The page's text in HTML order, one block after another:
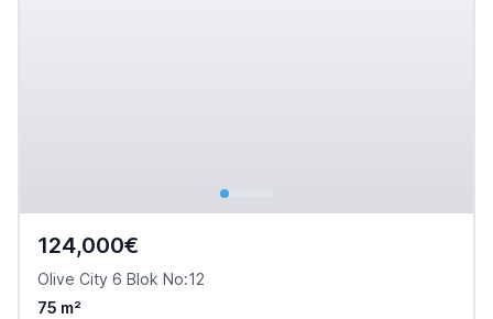
124,000€
Olive City 6 Blok No:12
75 m²